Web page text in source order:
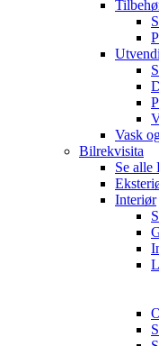
Vask
Bilrekvisita
Se alle
Interiør